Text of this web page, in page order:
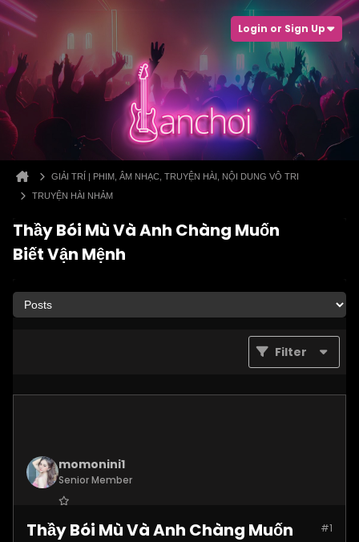
Login or Sign Up
GIẢI TRÍ | PHIM, ÂM NHẠC, TRUYỆN HÀI, NỘI DUNG VÔ TRI
TRUYỆN HÀI NHẢM
Thầy Bói Mù Và Anh Chàng Muốn
Biết Vận Mệnh
Filter
momonini1
Senior Member
Posts:5399 #1
Thầy Bói Mù Và Anh Chàng Muốn